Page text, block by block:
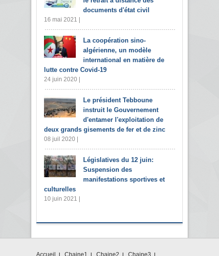
documents d'état civil
16 mai 2021 |
La coopération sino-
algérienne, un modèle
international en matière de
lutte contre Covid-19
24 juin 2020 |
Le président Tebboune
instruit le Gouvernement
d'entamer l'exploitation de
deux grands gisements de fer et de zinc
08 juil 2020 |
Législatives du 12 juin:
Suspension des
manifestations sportives et
culturelles
10 juin 2021 |
Accueil Chaine1 Chaine2 Chaine3